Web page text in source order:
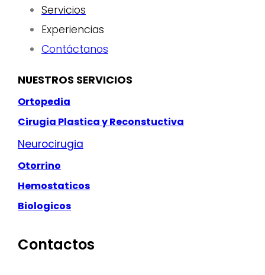
Servicios
Experiencias
Contáctanos
NUESTROS SERVICIOS
Ortopedia
Cirugia Plastica y Reconstuctiva
Neurocirugia
Otorrino
Hemostaticos
Biologicos
Contactos